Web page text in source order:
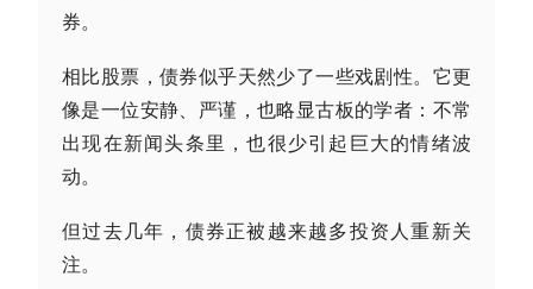
券。
相比股票，债券似乎天然少了一些戏剧性。它更
像是一位安静、严谨，也略显古板的学者：不常
出现在新闻头条里，也很少引起巨大的情绪波
动。
但过去几年，债券正被越来越多投资人重新关
注。